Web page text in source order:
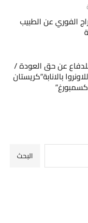
الفوري عن الطبيب
عن حق العودة /
بالانابة”كريستان
البحث